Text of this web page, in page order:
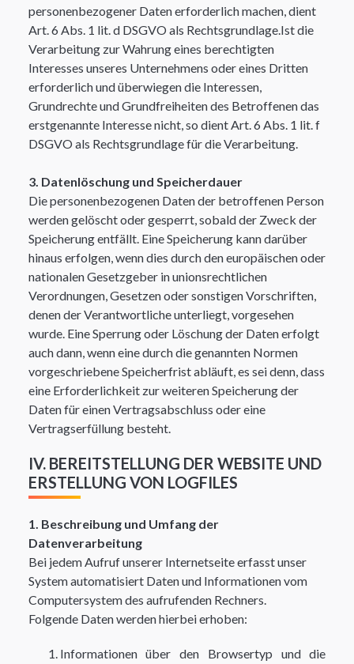
personenbezogener Daten erforderlich machen, dient
Art. 6 Abs. 1 lit. d DSGVO als Rechtsgrundlage.Ist die
Verarbeitung zur Wahrung eines berechtigten
Interesses unseres Unternehmens oder eines Dritten
erforderlich und überwiegen die Interessen,
Grundrechte und Grundfreiheiten des Betroffenen das
erstgenannte Interesse nicht, so dient Art. 6 Abs. 1 lit. f
DSGVO als Rechtsgrundlage für die Verarbeitung. ​
3. Datenlöschung und Speicherdauer
Die personenbezogenen Daten der betroffenen Person
werden gelöscht oder gesperrt, sobald der Zweck der
Speicherung entfällt. Eine Speicherung kann darüber
hinaus erfolgen, wenn dies durch den europäischen oder
nationalen Gesetzgeber in unionsrechtlichen
Verordnungen, Gesetzen oder sonstigen Vorschriften,
denen der Verantwortliche unterliegt, vorgesehen
wurde. Eine Sperrung oder Löschung der Daten erfolgt
auch dann, wenn eine durch die genannten Normen
vorgeschriebene Speicherfrist abläuft, es sei denn, dass
eine Erforderlichkeit zur weiteren Speicherung der
Daten für einen Vertragsabschluss oder eine
Vertragserfüllung besteht.
IV. BEREITSTELLUNG DER WEBSITE UND
ERSTELLUNG VON LOGFILES
1. Beschreibung und Umfang der
Datenverarbeitung
Bei jedem Aufruf unserer Internetseite erfasst unser
System automatisiert Daten und Informationen vom
Computersystem des aufrufenden Rechners.
Folgende Daten werden hierbei erhoben:
Informationen über den Browsertyp und die